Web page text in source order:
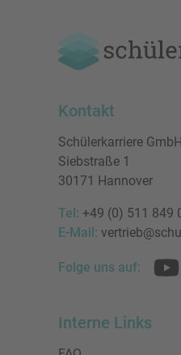
Kontakt
Schülerkarriere GmbH
Siebstraße 1
30171 Hannover
Tel: +49 (0) 511 849
E-Mail:
Folge uns auf:
Interne Links